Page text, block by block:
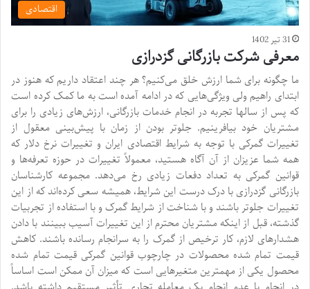
اقتصادی
31 تیر 1402
معرفی شرکت بازرگانی گزدرازی
ما چگونه برای شما ارزش خلق می‌کنیم؟ هر چند اعتقاد داریم که هنوز در
ابتدای راهیم ولی ویژگی‌هایی که در ادامه آمده است به ما کمک کرده است
که پس از سالها تجربه در انجام خدمات بازرگانی، ارزش‌های زیادی را برای
مشتریان خود بیافرینیم. جلوتر بودن از زمان با پیش‌بینی معقول از
تغییرات گمرکی با توجه به شرایط اقتصادی ایران و تغییرات نرخ دلار که
همه شما عزیزان از آن آگاه هستید، معمولاً تغییرات در حوزه تعرفه‌ها و
قوانین گمرکی به تعداد دفعات زیادی رخ می‌دهد. مجموعه کارشناسان
بازرگانی گزدرازی با درک درست این شرایط، همیشه سعی کرده‌اند که از این
تغییرات جلوتر باشند و با شناخت از شرایط گمرک و با استفاده از تجربیات
گذشته، قبل از اینکه مشتریان محترم از این تغییرات آسیب ببینند با دادن
هشدارهای لازم، کار ترخیص از گمرک را به سرانجام رسانده باشند. کاهش
قیمت تمام شده محصولات در چارچوب قوانین گمرکی قیمت تمام شده
محصول یکی از مهمترین متغیرهایی است که میزان آن ممکن است اساساً